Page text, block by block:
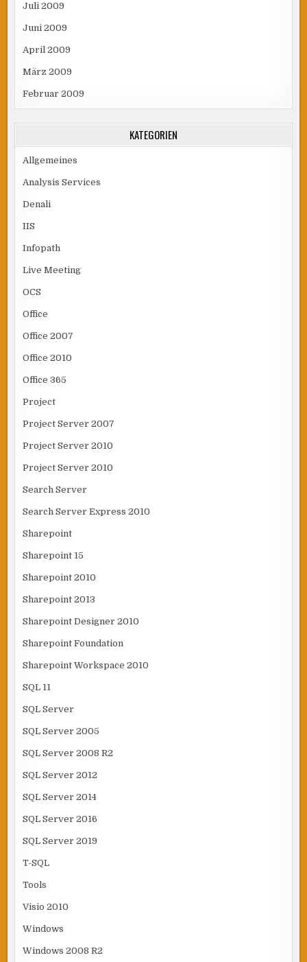
Juli 2009
Juni 2009
April 2009
März 2009
Februar 2009
KATEGORIEN
Allgemeines
Analysis Services
Denali
IIS
Infopath
Live Meeting
OCS
Office
Office 2007
Office 2010
Office 365
Project
Project Server 2007
Project Server 2010
Project Server 2010
Search Server
Search Server Express 2010
Sharepoint
Sharepoint 15
Sharepoint 2010
Sharepoint 2013
Sharepoint Designer 2010
Sharepoint Foundation
Sharepoint Workspace 2010
SQL 11
SQL Server
SQL Server 2005
SQL Server 2008 R2
SQL Server 2012
SQL Server 2014
SQL Server 2016
SQL Server 2019
T-SQL
Tools
Visio 2010
Windows
Windows 2008 R2